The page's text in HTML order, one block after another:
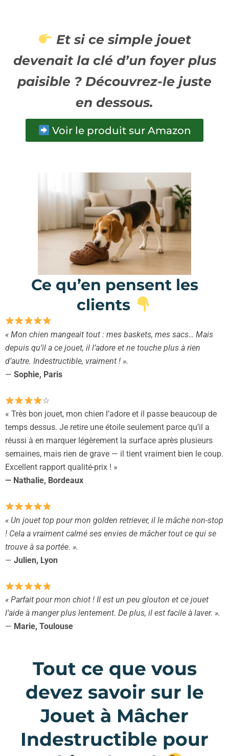
Et si ce simple jouet
devenait la clé d’un foyer plus
paisible ? Découvrez-le juste
en dessous.
Voir le produit sur Amazon
Ce qu’en pensent les
clients
« Mon chien mangeait tout : mes baskets, mes sacs… Mais
depuis qu’il a ce jouet, il l’adore et ne touche plus à rien
d’autre. Indestructible, vraiment ! ».
— Sophie, Paris
☆
« Très bon jouet, mon chien l’adore et il passe beaucoup de
temps dessus. Je retire une étoile seulement parce qu’il a
réussi à en marquer légèrement la surface après plusieurs
semaines, mais rien de grave — il tient vraiment bien le coup.
Excellent rapport qualité-prix ! »
— Nathalie, Bordeaux
« Un jouet top pour mon golden retriever, il le mâche non-stop
! Cela a vraiment calmé ses envies de mâcher tout ce qui se
trouve à sa portée. ».
— Julien, Lyon
« Parfait pour mon chiot ! Il est un peu glouton et ce jouet
l’aide à manger plus lentement. De plus, il est facile à laver. ».
— Marie, Toulouse
Tout ce que vous
devez savoir sur le
Jouet à Mâcher
Indestructible pour